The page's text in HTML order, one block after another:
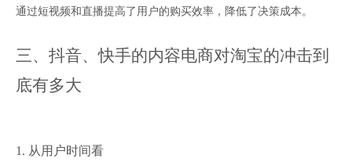
通过短视频和直播提高了用户的购买效率，降低了决策成本。
三、抖音、快手的内容电商对淘宝的冲击到
底有多大
1. 从用户时间看